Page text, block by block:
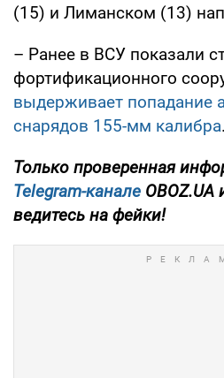
(15) и Лиманском (13)
– Ранее в ВСУ показали
фортификационного
выдерживает попадание
снарядов 155-мм калибра.
Только проверенная
Telegram-канале OBOZ.UA
ведитесь на фейки!